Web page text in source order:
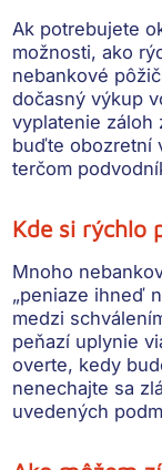
Ak potrebujete
možnosti, ako
nebankové
dočasný výkup
vyplatenie záloh
buďte obozretní
terčom
Kde si rýchlo
Mnoho
„peniaze ihneď
medzi
peňazí uplynie
overte, kedy
nenechajte sa
uvedených